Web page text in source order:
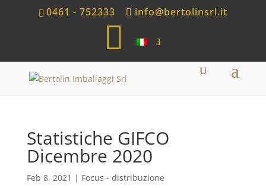
0461 - 752333
info@bertolinsrl.it
h
p
Statistiche GIFCO
Dicembre 2020
Feb 8, 2021 | Focus - distribuzione